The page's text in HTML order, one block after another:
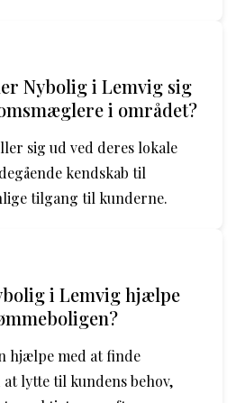
Nybolig i Lemvig sig
i området?
sig ud ved deres lokale
kendskab til
tilgang til kunderne.
i Lemvig hjælpe
hjælpe med at finde
lytte til kundens behov,